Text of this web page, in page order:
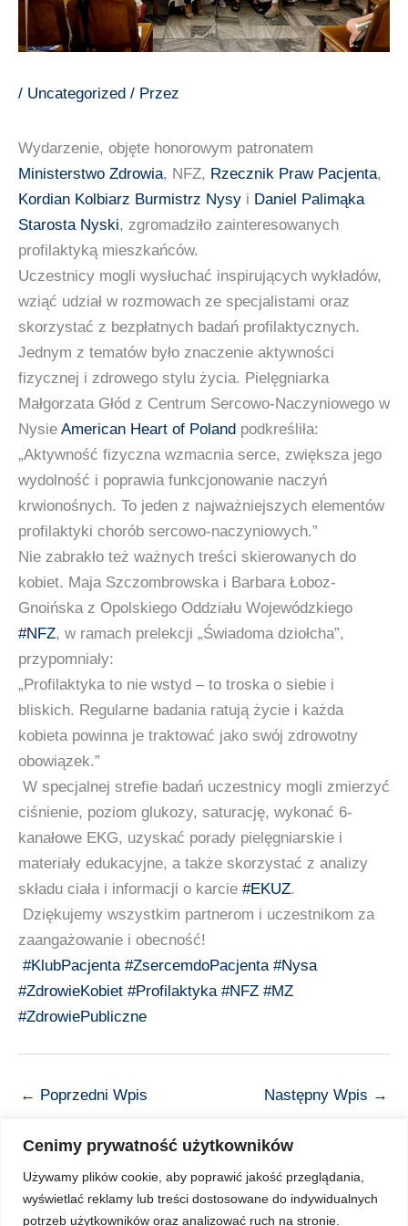
Cenimy prywatność użytkowników
Używamy plików cookie, aby poprawić jakość przeglądania,
wyświetlać reklamy lub treści dostosowane do indywidualnych
potrzeb użytkowników oraz analizować ruch na stronie.
/ Uncategorized / Przez
Wydarzenie, objęte honorowym patronatem
Ministerstwo Zdrowia, NFZ, Rzecznik Praw Pacjenta,
Kordian Kolbiarz Burmistrz Nysy i Daniel Palimąka
Starosta Nyski, zgromadziło zainteresowanych
profilaktyką mieszkańców.
Uczestnicy mogli wysłuchać inspirujących wykładów,
wziąć udział w rozmowach ze specjalistami oraz
skorzystać z bezpłatnych badań profilaktycznych.
Jednym z tematów było znaczenie aktywności
fizycznej i zdrowego stylu życia. Pielęgniarka
Małgorzata Głód z Centrum Sercowo-Naczyniowego w
Nysie American Heart of Poland podkreśliła:
„Aktywność fizyczna wzmacnia serce, zwiększa jego
wydolność i poprawia funkcjonowanie naczyń
krwionośnych. To jeden z najważniejszych elementów
profilaktyki chorób sercowo-naczyniowych.”
Nie zabrakło też ważnych treści skierowanych do
kobiet. Maja Szczombrowska i Barbara Łoboz-
Gnoińska z Opolskiego Oddziału Wojewódzkiego
#NFZ, w ramach prelekcji „Świadoma dziołcha”,
przypomniały:
„Profilaktyka to nie wstyd – to troska o siebie i
bliskich. Regularne badania ratują życie i każda
kobieta powinna je traktować jako swój zdrowotny
obowiązek.”
W specjalnej strefie badań uczestnicy mogli zmierzyć
ciśnienie, poziom glukozy, saturację, wykonać 6-
kanałowe EKG, uzyskać porady pielęgniarskie i
materiały edukacyjne, a także skorzystać z analizy
składu ciała i informacji o karcie #EKUZ.
Dziękujemy wszystkim partnerom i uczestnikom za
zaangażowanie i obecność!
#KlubPacjenta #ZsercemdoPacjenta #Nysa
#ZdrowieKobiet #Profilaktyka #NFZ #MZ
#ZdrowiePubliczne
← Poprzedni Wpis Następny Wpis →
Copyright © 2026 Z Sercem do Pacjenta